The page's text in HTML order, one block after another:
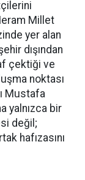
Millet
yer alan
dışından
çektiği ve
noktası
Mustafa
yalnızca bir
değil;
hafızasını